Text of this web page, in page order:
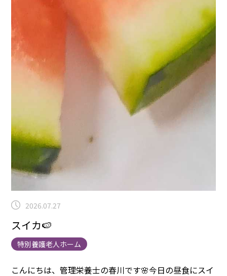
2026.07.27
スイカ🍉
特別養護老人ホーム
こんにちは、管理栄養士の春川です🌸今日の昼食にスイ